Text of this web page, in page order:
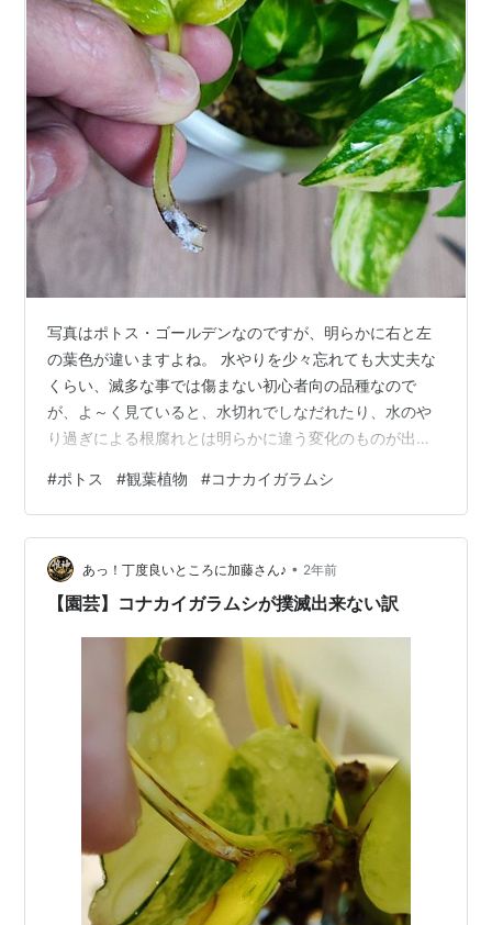
写真はポトス・ゴールデンなのですが、明らかに右と左
の葉色が違いますよね。 水やりを少々忘れても大丈夫な
くらい、滅多な事では傷まない初心者向の品種なので
が、よ～く見ていると、水切れでしなだれたり、水のや
り過ぎによる根腐れとは明らかに違う変化のものが出て
黄色っぽくなった葉の茎を摘んで軽く揺すってみると、
簡単に剥離してしまうものが出て来るんですよ。 あ
ぁ〜、やっぱりね。😮‍💨 土が少し被ったくらいところでコ
ナカイガラムシにやられてました。 ポトス以外でも葉色
が部分的に黄色っぽくなる様でしたら要注意ですね。 対
#ポトス #観葉植物 #コナカイガラムシ
あっ！丁度良いところに加藤さん♪ • 2年前
【園芸】コナカイガラムシが撲滅出来ない訳